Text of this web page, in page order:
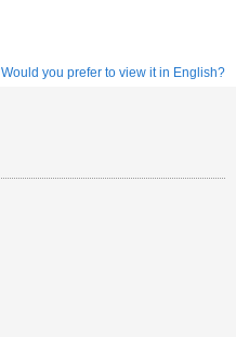
Would you prefer to view it in English?